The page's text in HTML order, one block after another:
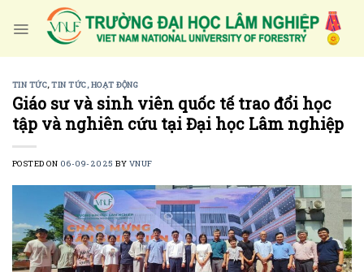
TIN TỨC,TIN TỨC, HOẠT ĐỘNG
Giáo sư và sinh viên quốc tế trao đổi học
tập và nghiên cứu tại Đại học Lâm nghiệp
POSTED ON 06-09-2025 BY VNUF